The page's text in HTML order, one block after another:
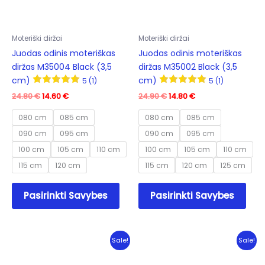
page
Moteriški diržai
Juodas odinis moteriškas
diržas M35004 Black (3,5
cm)
5 (1)
24.80€Original
was:
24.80 €.
14.60€Current
is:
14.60 €.
080 cm
085 cm
090 cm
095 cm
100 cm
105 cm
110 cm
115 cm
120 cm
Pasirinkti Savybes
This
product
has
variants.
The
Moteriški diržai
Juodas odinis moteriškas
diržas M35002 Black (3,5
cm)
5 (1)
24.90€Original
was:
24.90 €.
14.80€Current
is:
14.80 €.
080 cm
085 cm
090 cm
095 cm
100 cm
105 cm
110 cm
115 cm
120 cm 125 cm
Pasirinkti Savybes
This
has
The
Sale! Sale!